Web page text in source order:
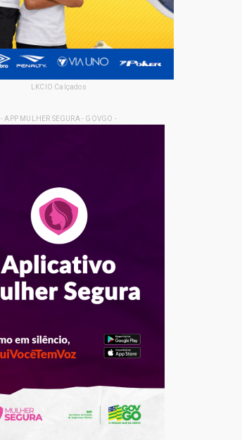
LKCIO Calçados
- APP MULHER SEGURA - GOVGO -